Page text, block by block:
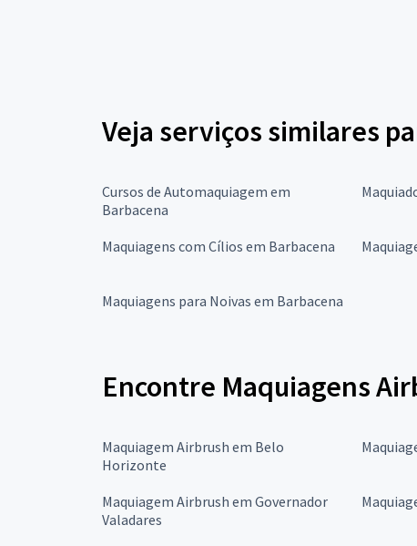
Veja serviços similares
Cursos de Automaquiagem em
Barbacena
Maquiagens com Cílios em Barbacena
Maquiagens para Noivas em Barbacena
Encontre Maquiagens
Maquiagem Airbrush em Belo
Horizonte
Maquiagem Airbrush em Governador
Valadares